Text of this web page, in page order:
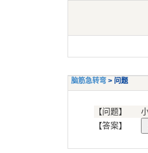
脑筋急转弯 > 问题
【问题】
【答案】